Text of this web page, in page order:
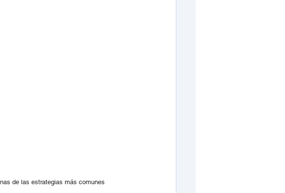
de las estrategias más comunes